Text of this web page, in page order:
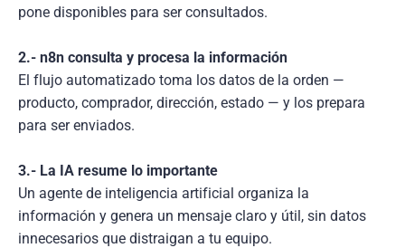
pone disponibles para ser consultados.
2.- n8n consulta y procesa la información
El flujo automatizado toma los datos de la orden —
producto, comprador, dirección, estado — y los prepara
para ser enviados.
3.- La IA resume lo importante
Un agente de inteligencia artificial organiza la
información y genera un mensaje claro y útil, sin datos
innecesarios que distraigan a tu equipo.